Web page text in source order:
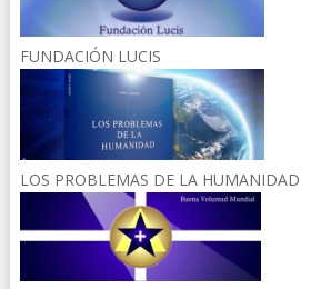
FUNDACIÓN LUCIS
LOS PROBLEMAS DE LA HUMANIDAD